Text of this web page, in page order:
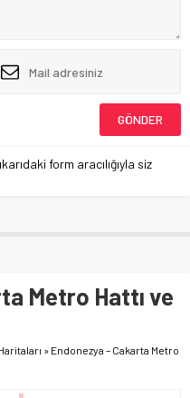
form aracılığıyla siz
Metro Hattı ve
» Endonezya – Cakarta Metro